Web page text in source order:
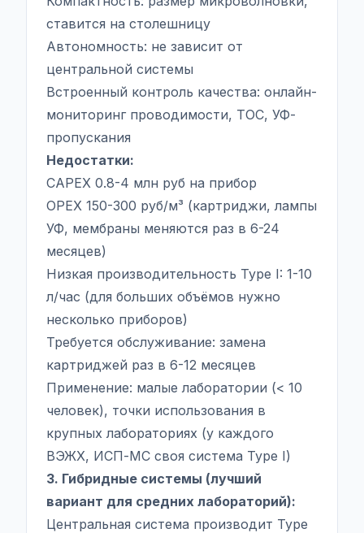
ставится на столешницу
Автономность: не зависит от
центральной системы
Встроенный контроль качества: онлайн-
мониторинг проводимости, TOC, УФ-
пропускания
Недостатки:
CAPEX 0.8-4 млн руб на прибор
OPEX 150-300 руб/м³ (картриджи, лампы
УФ, мембраны меняются раз в 6-24
месяцев)
Низкая производительность Type I: 1-10
л/час (для больших объёмов нужно
несколько приборов)
Требуется обслуживание: замена
картриджей раз в 6-12 месяцев
Применение: малые лаборатории (< 10
человек), точки использования в
крупных лабораториях (у каждого
ВЭЖХ, ИСП-МС своя система Type I)
3. Гибридные системы (лучший
вариант для средних лабораторий):
Центральная система производит Type